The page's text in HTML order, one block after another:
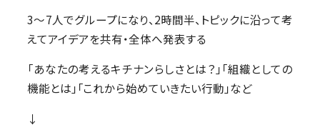
3～7人でグループになり、2時間半、トピックに沿って考
えてアイデアを共有・全体へ発表する
「あなたの考えるキチナンらしさとは？」「組織としての
機能とは」「これから始めていきたい行動」など
↓